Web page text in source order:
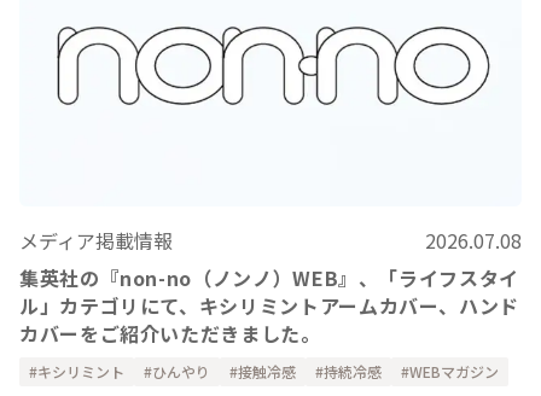
メディア掲載情報
2026.07.08
集英社の『non-no（ノンノ）WEB』、「ライフスタイ
ル」カテゴリにて、キシリミントアームカバー、ハンド
カバーをご紹介いただきました。
キシリミント ひんやり 接触冷感 持続冷感 WEBマガジン